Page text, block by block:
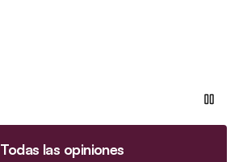
Todas las opiniones